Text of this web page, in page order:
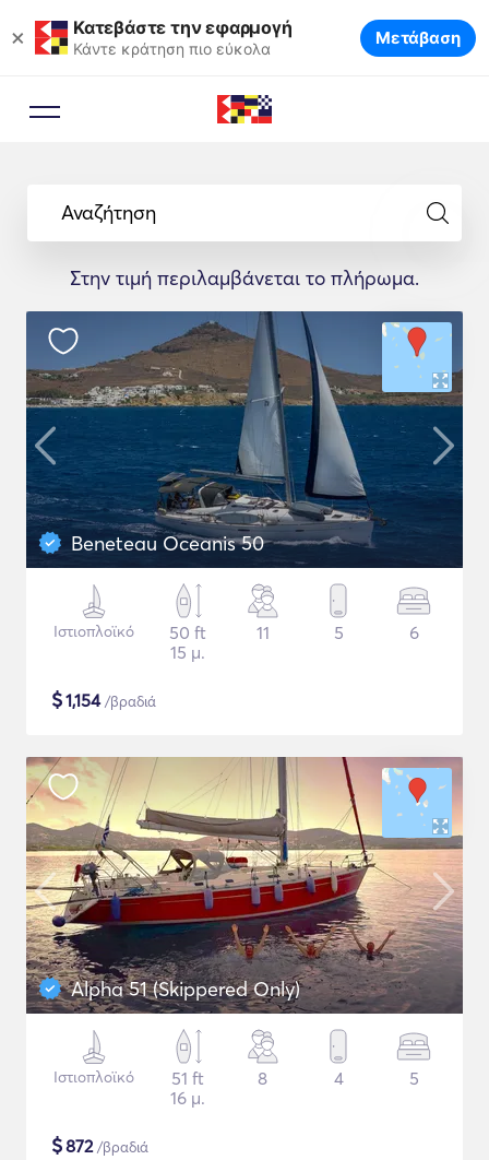
× Κατεβάστε την εφαρμογή
Κάντε κράτηση πιο εύκολα Μετάβαση
Αναζήτηση
Στην τιμή περιλαμβάνεται το πλήρωμα.
Beneteau Oceanis 50
Ιστιοπλοϊκό
50 ft
15 μ.
11 5 6
$1,154/βραδιά
Alpha 51 (Skippered Only)
Ιστιοπλοϊκό
51 ft
16 μ.
8 4 5
$872/βραδιά